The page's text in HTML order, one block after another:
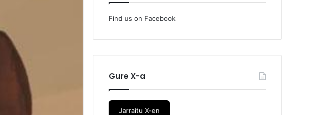
Find us on Facebook
Gure X-a
Jarraitu X-en